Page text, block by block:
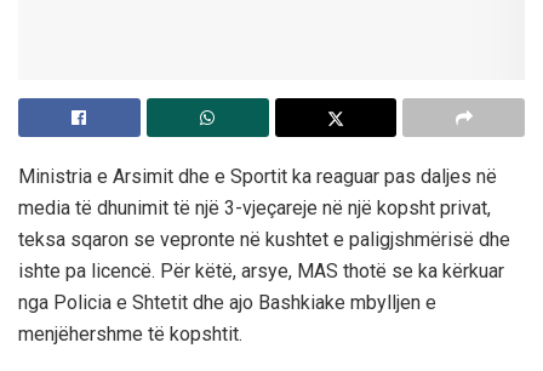
Ministria e Arsimit dhe e Sportit ka reaguar pas daljes në
media të dhunimit të një 3-vjeçareje në një kopsht privat,
teksa sqaron se vepronte në kushtet e paligjshmërisë dhe
ishte pa licencë. Për këtë, arsye, MAS thotë se ka kërkuar
nga Policia e Shtetit dhe ajo Bashkiake mbylljen e
menjëhershme të kopshtit.